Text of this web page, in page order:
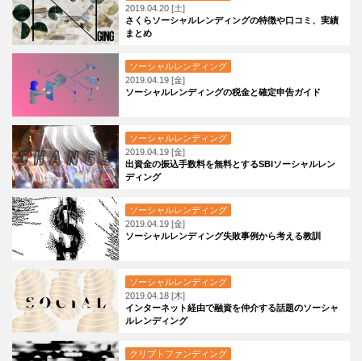
2019.04.20 [土]
さくらソーシャルレンディングの特徴や口コミ、実績
まとめ
ソーシャルレンディング
2019.04.19 [金]
ソーシャルレンディングの税金と確定申告ガイド
ソーシャルレンディング
2019.04.19 [金]
出資金の振込手数料を無料とするSBIソーシャルレン
ディング
ソーシャルレンディング
2019.04.19 [金]
ソーシャルレンディング失敗事例から考える教訓
ソーシャルレンディング
2019.04.18 [木]
インターネット経由で融資を仲介する話題のソーシャ
ルレンディング
クリプトファンディング